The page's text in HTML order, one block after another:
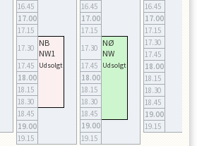
16.45
17.00
17.15
17.30 NB
NW1
17.45 Udsolgt
18.00
18.15
18.30
18.45
19.00
19.15
16.45
17.00
17.15
17.30 NØ
NW
17.45 Udsolgt
18.00
18.15
18.30
18.45
19.00
19.15
16.45
17.00
17.15
17.30
17.45
18.00
18.15
18.30
18.45
19.00
19.15